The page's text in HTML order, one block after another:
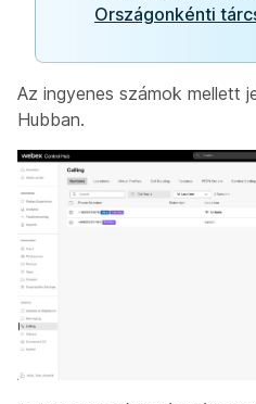
Országonkénti
Az ingyenes számok mellett
Hubban.